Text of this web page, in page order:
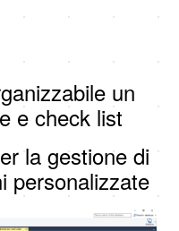
un
e check list
la gestione di
personalizzate